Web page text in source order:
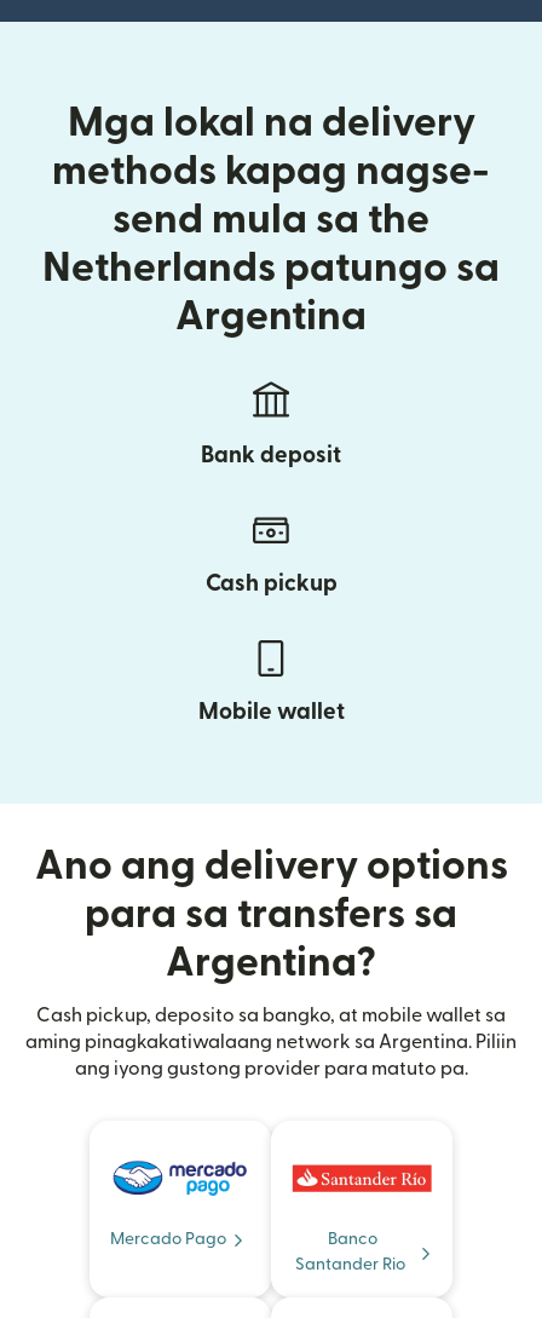
Mga lokal na delivery
methods kapag nagse-
send mula sa the
Netherlands patungo sa
Argentina
Bank deposit
Cash pickup
Mobile wallet
Ano ang delivery options
para sa transfers sa
Argentina?
Cash pickup, deposito sa bangko, at mobile wallet sa
aming pinagkakatiwalaang network sa Argentina. Piliin
ang iyong gustong provider para matuto pa.
Mercado Pago
Banco
Santander Rio